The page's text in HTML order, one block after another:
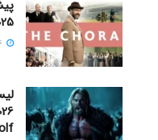
2025)؛ نجات